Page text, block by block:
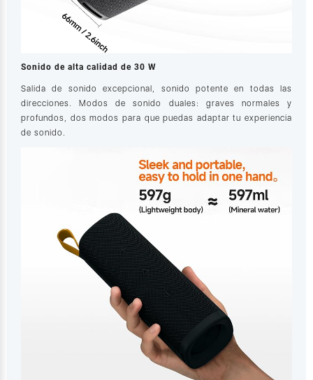
Sonido de alta calidad de 30 W
Salida de sonido excepcional, sonido potente en todas las
direcciones. Modos de sonido duales: graves normales y
profundos, dos modos para que puedas adaptar tu experiencia
de sonido.